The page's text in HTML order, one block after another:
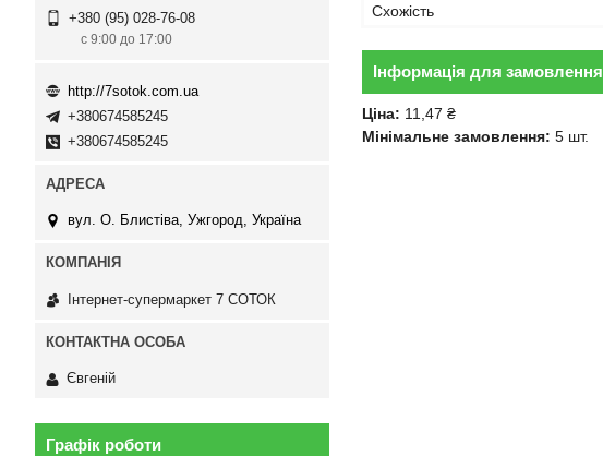
Схожість
Інформація для замовлення
Ціна: 11,47 ₴
Мінімальне замовлення: 5 шт.
+380 (95) 028-76-08
с 9:00 до 17:00
http://7sotok.com.ua
+380674585245
+380674585245
вул. О. Блистіва, Ужгород, Україна
Інтернет-супермаркет 7 СОТОК
Євгеній
Графік роботи